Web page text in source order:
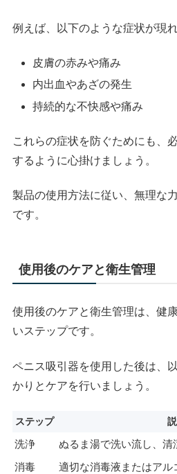
例えば、以下のような症状が現
皮膚の赤みや痛み
内出血やあざの発生
持続的な不快感や痛み
これらの症状を防ぐためにも、
するように心掛けましょう。
製品の使用方法に従い、無理な
です。
使用後のケアと衛生管理
使用後のケアと衛生管理は、健
いステップです。
ペニス吸引器を使用した後は、
かりとケアを行いましょう。
ステップ
洗浄
ぬるま湯で洗い流し、清
消毒
適切な消毒液またはアル